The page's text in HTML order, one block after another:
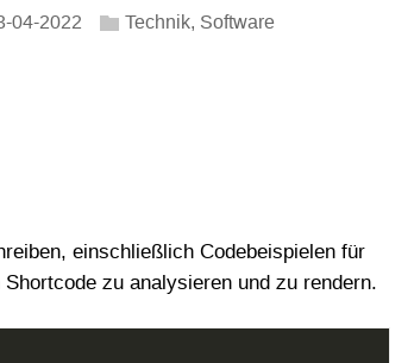
04-2022 Technik, Software
einschließlich Codebeispielen für
zu analysieren und zu rendern.